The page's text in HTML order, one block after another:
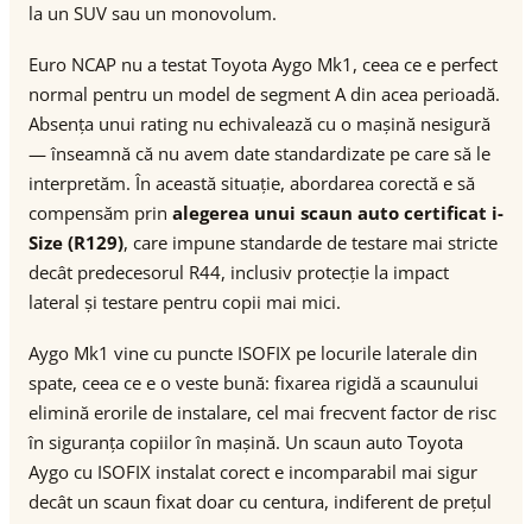
la un SUV sau un monovolum.
Euro NCAP nu a testat Toyota Aygo Mk1, ceea ce e perfect
normal pentru un model de segment A din acea perioadă.
Absența unui rating nu echivalează cu o mașină nesigură
— înseamnă că nu avem date standardizate pe care să le
interpretăm. În această situație, abordarea corectă e să
compensăm prin alegerea unui scaun auto certificat i-
Size (R129), care impune standarde de testare mai stricte
decât predecesorul R44, inclusiv protecție la impact
lateral și testare pentru copii mai mici.
Aygo Mk1 vine cu puncte ISOFIX pe locurile laterale din
spate, ceea ce e o veste bună: fixarea rigidă a scaunului
elimină erorile de instalare, cel mai frecvent factor de risc
în siguranța copiilor în mașină. Un scaun auto Toyota
Aygo cu ISOFIX instalat corect e incomparabil mai sigur
decât un scaun fixat doar cu centura, indiferent de prețul